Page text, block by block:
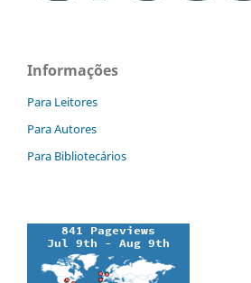
Informações
Para Leitores
Para Autores
Para Bibliotecários